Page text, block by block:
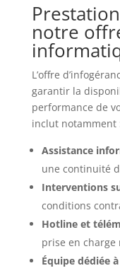
notre
L’offre
garantir la
performance de
inclut notamment
Assistance
une continuité
Interventions
conditions
Hotline et
prise en
Équipe dédiée